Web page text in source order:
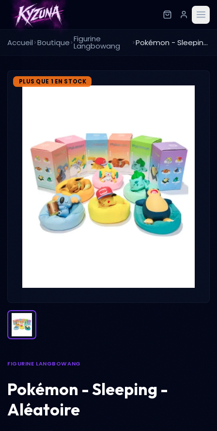
Accueil Boutique Figurine
Langbowang Pokémon - Sleeping - Aléatoire
PLUS QUE 1 EN STOCK
FIGURINE LANGBOWANG
Pokémon - Sleeping -
Aléatoire